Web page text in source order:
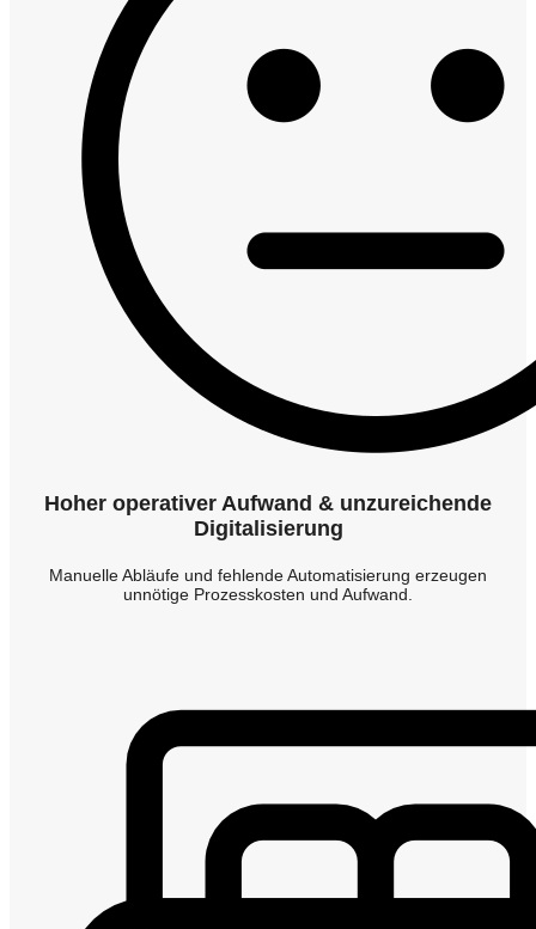
Hoher operativer Aufwand & unzureichende
Digitalisierung
Manuelle Abläufe und fehlende Automatisierung erzeugen
unnötige Prozesskosten und Aufwand.